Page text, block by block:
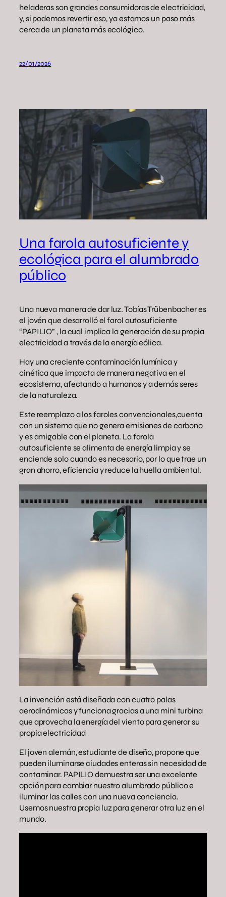
heladeras son grandes consumidoras de electricidad,
y, si podemos revertir eso, ya estamos un paso más
cerca de un planeta más ecológico.
22/01/2026
Una farola autosuficiente y
ecológica para el alumbrado
público
Una nueva manera de dar luz. Tobías Trübenbacher es
el jovén que desarrolló el farol autosuficiente
“PAPILIO” , la cual implica la generación de su propia
electricidad a través de la energía eólica.
Hay una creciente contaminación lumínica y
cinética que impacta de manera negativa en el
ecosistema, afectando a humanos y a demás seres
de la naturaleza.
Este reemplazo a los faroles convencionales,cuenta
con un sistema que no genera emisiones de carbono
y es amigable con el planeta. La farola
autosuficiente se alimenta de energía limpia y se
enciende solo cuando es necesario, por lo que trae un
gran ahorro, eficiencia y reduce la huella ambiental.
La invención está diseñada con cuatro palas
aerodinámicas y funciona gracias a una mini turbina
que aprovecha la energía del viento para generar su
propia electricidad
El joven alemán, estudiante de diseño, propone que
pueden iluminarse ciudades enteras sin necesidad de
contaminar. PAPILIO demuestra ser una excelente
opción para cambiar nuestro alumbrado público e
iluminar las calles con una nueva conciencia.
Usemos nuestra propia luz para generar otra luz en el
mundo.